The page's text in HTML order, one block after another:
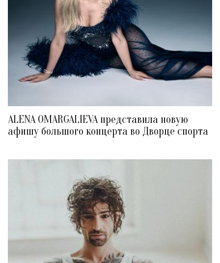
ALENA OMARGALIEVA представила новую
афишу большого концерта во Дворце спорта